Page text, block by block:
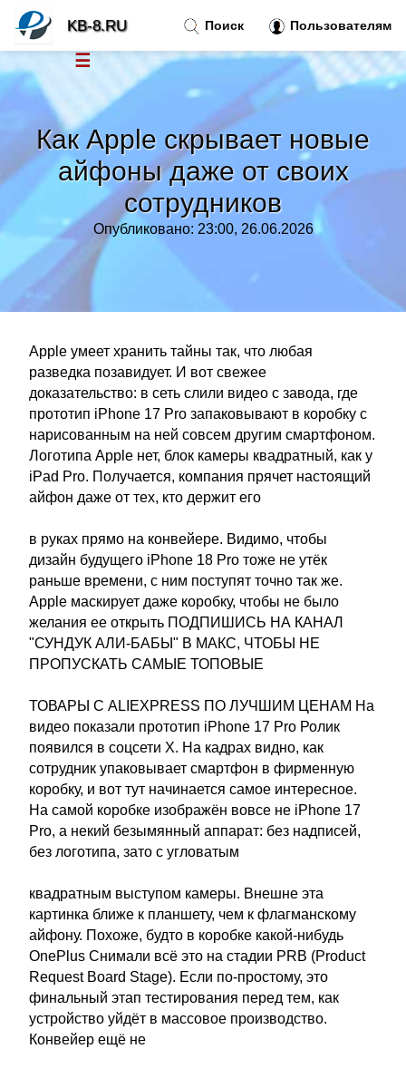
Как Apple скрывает новые
айфоны даже от своих
сотрудников
Опубликовано: 23:00, 26.06.2026
Apple умеет хранить тайны так, что любая
разведка позавидует. И вот свежее
доказательство: в сеть слили видео с завода, где
прототип iPhone 17 Pro запаковывают в коробку с
нарисованным на ней совсем другим смартфоном.
Логотипа Apple нет, блок камеры квадратный, как у
iPad Pro. Получается, компания прячет настоящий
айфон даже от тех, кто держит его
в руках прямо на конвейере. Видимо, чтобы
дизайн будущего iPhone 18 Pro тоже не утёк
раньше времени, с ним поступят точно так же.
Apple маскирует даже коробку, чтобы не было
желания ее открыть ПОДПИШИСЬ НА КАНАЛ
"СУНДУК АЛИ-БАБЫ" В МАКС, ЧТОБЫ НЕ
ПРОПУСКАТЬ САМЫЕ ТОПОВЫЕ
ТОВАРЫ С ALIEXPRESS ПО ЛУЧШИМ ЦЕНАМ На
видео показали прототип iPhone 17 Pro Ролик
появился в соцсети X. На кадрах видно, как
сотрудник упаковывает смартфон в фирменную
коробку, и вот тут начинается самое интересное.
На самой коробке изображён вовсе не iPhone 17
Pro, а некий безымянный аппарат: без надписей,
без логотипа, зато с угловатым
квадратным выступом камеры. Внешне эта
картинка ближе к планшету, чем к флагманскому
айфону. Похоже, будто в коробке какой-нибудь
OnePlus Снимали всё это на стадии PRB (Product
Request Board Stage). Если по-простому, это
финальный этап тестирования перед тем, как
устройство уйдёт в массовое производство.
Конвейер ещё не
Поиск Пользователям
KB-8.RU
☰
Новости
Тренды новостей»
»
Правила »
Контакт»